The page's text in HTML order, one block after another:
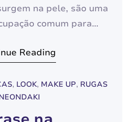
na pele, são uma
comum para
mulheres. Elas
levando à busca por
eficazes para eliminá-
guia completo,
Reading
, LOOK, MAKE UP, RUGAS